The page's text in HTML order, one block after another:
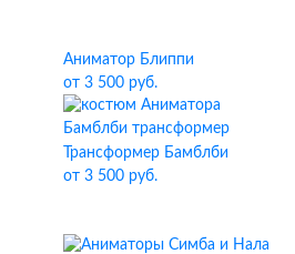
Аниматор Блиппи
от 3 500 руб.
Трансформер Бамблби
от 3 500 руб.